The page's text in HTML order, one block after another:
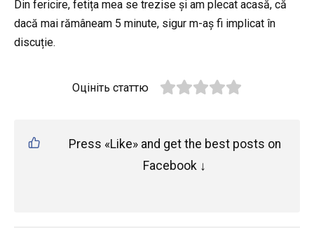
Din fericire, fetița mea se trezise și am plecat acasă, că
dacă mai rămâneam 5 minute, sigur m-aș fi implicat în
discuție.
Оцініть статтю
Press «Like» and get the best posts on
Facebook ↓